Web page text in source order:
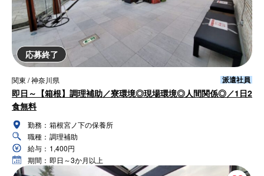
応募終了
関東 / 神奈川県 派遣社員
即日～【箱根】調理補助／寮環境◎現場環境◎人間関係◎／1日2
食無料
勤務： 箱根宮ノ下の保養所
職種： 調理補助
給与： 1,400円
期間： 即日～3か月以上